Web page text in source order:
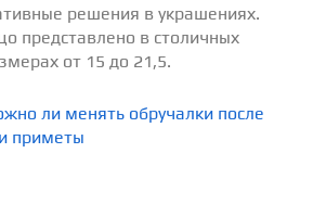
решения в украшениях.
представлено в столичных
от 15 до 21,5.
ли менять обручалки после
приметы